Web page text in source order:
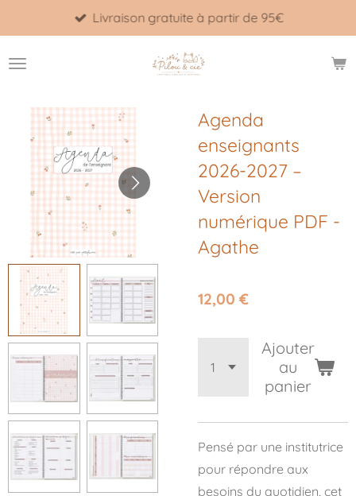
au
contenu
Livraison gratuite à partir de 95€
Agenda
enseignants
2026-2027 –
Version
numérique PDF -
Agathe
12,00 €
Ajouter
au
panier
Pensé par une institutrice
pour répondre aux
besoins du quotidien, cet